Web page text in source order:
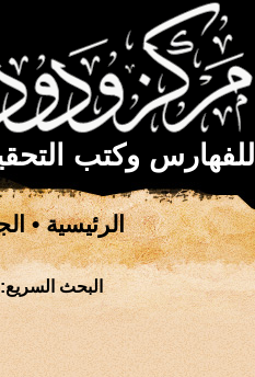
للفهارس وكتب
الرئيسية•
البحث السريع: